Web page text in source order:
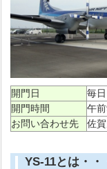
開門日
毎
開門時間
午
お問い合わせ先
佐
YS-11とは・・